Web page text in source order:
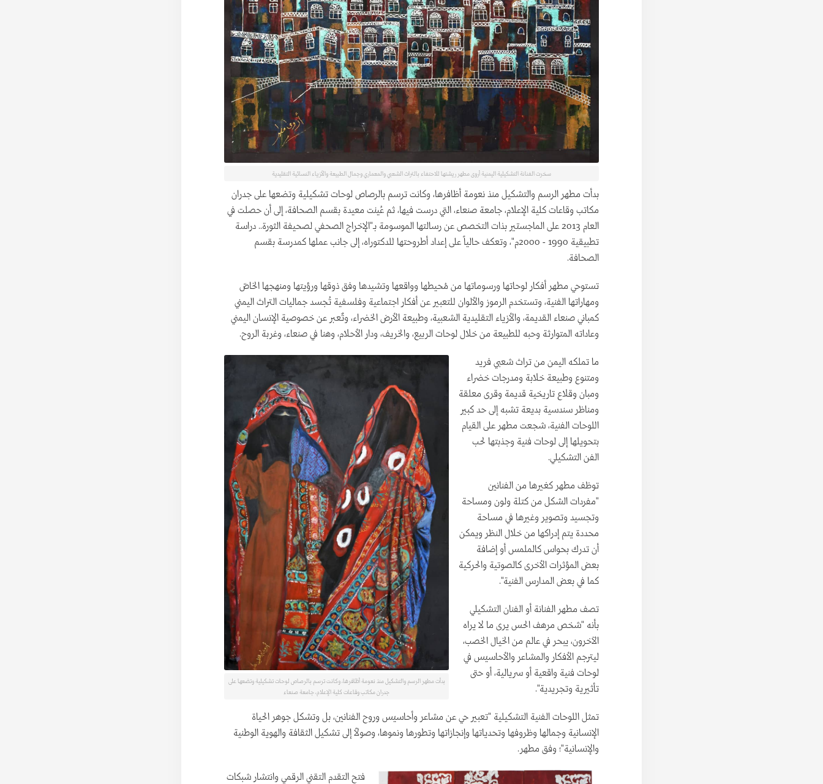
سخرت الفنانة التشكيلية اليمنية أروى مطهر ريشتها للاحتفاء بالتراث الشعبي والمعماري وجمال الطبيعة والأزياء النسائية التقليدية
بدأت مطهر الرسم والتشكيل منذ نعومة أظافرها، وكانت ترسم بالرصاص لوحات تشكيلية وتضعها على جدران
مكاتب وقاعات كلية الإعلام، جامعة صنعاء، التي درست فيها، ثم عُينت معيدة بقسم الصحافة، إلى أن حصلت في
العام 2013 على الماجستير بذات التخصص عن رسالتها الموسومة بـ"الإخراج الصحفي لصحيفة الثورة.. دراسة
تطبيقية 1990 - 2000م"، وتعكف حالياً على إعداد أطروحتها للدكتوراه، إلى جانب عملها كمدرسة بقسم
الصحافة.
تستوحي مطهر أفكار لوحاتها ورسوماتها من مُحيطها وواقعها وتشيدها وفق ذوقها ورؤيتها ومنهجها الخاصّ
ومهاراتها الفنية، وتستخدم الرموز والألوان للتعبير عن أفكار اجتماعية وفلسفية تُجسد جماليات التراث اليمني
كمباني صنعاء القديمة، والأزياء التقليدية الشعبية، وطبيعة الأرض الخضراء، وتٌعبر عن خصوصية الإنسان اليمني
وعاداته المتوارثة وحبه للطبيعة من خلال لوحات الربيع، والخريف، ودار الأحلام، وهنا في صنعاء، وغربة الروح.
بدأت مطهر الرسم والتشكيل منذ نعومة أظافرها، وكانت ترسم بالرصاص لوحات تشكيلية وتضعها على
جدران مكاتب وقاعات كلية الإعلام، جامعة صنعاء
ما تملكه اليمن من تراث شعبي فريد
ومتنوع وطبيعة خلابة ومدرجات خضراء
ومبان وقلاع تاريخية قديمة وقرى معلقة
ومناظر سندسية بديعة تشبه إلى حد كبير
اللوحات الفنية، شجعت مطهر على القيام
بتحويلها إلى لوحات فنية وجذبتها لحب
الفن التشكيلي.
توظف مطهر كغيرها من الفنانين
"مفردات الشكل من كتلة ولون ومساحة
وتجسيد وتصوير وغيرها في مساحة
محددة يتم إدراكها من خلال النظر ويمكن
أن تدرك بحواس كالملمس أو إضافة
بعض المؤثرات الأخرى كالصوتية والحركية
كما في بعض المدارس الفنية".
تصف مطهر الفنانة أو الفنان التشكيلي
بأنه "شخص مرهف الحس يرى ما لا يراه
الآخرون، يبحر في عالم من الخيال الخصب،
ليترجم الأفكار والمشاعر والأحاسيس في
لوحات فنية واقعية أو سريالية، أو حتى
تأثيرية وتجريدية".
تمثل اللوحات الفنية التشكيلية "تعبير حي عن مشاعر وأحاسيس وروح الفنانين، بل وتشكل جوهر الحياة
الإنسانية وجمالها وظروفها وتحدياتها وإنجازاتها وتطورها ونموها، وصولاً إلى تشكيل الثقافة والهوية الوطنية
والإنسانية"؛ وفق مطهر.
فتح التقدم التقني الرقمي وانتشار شبكات